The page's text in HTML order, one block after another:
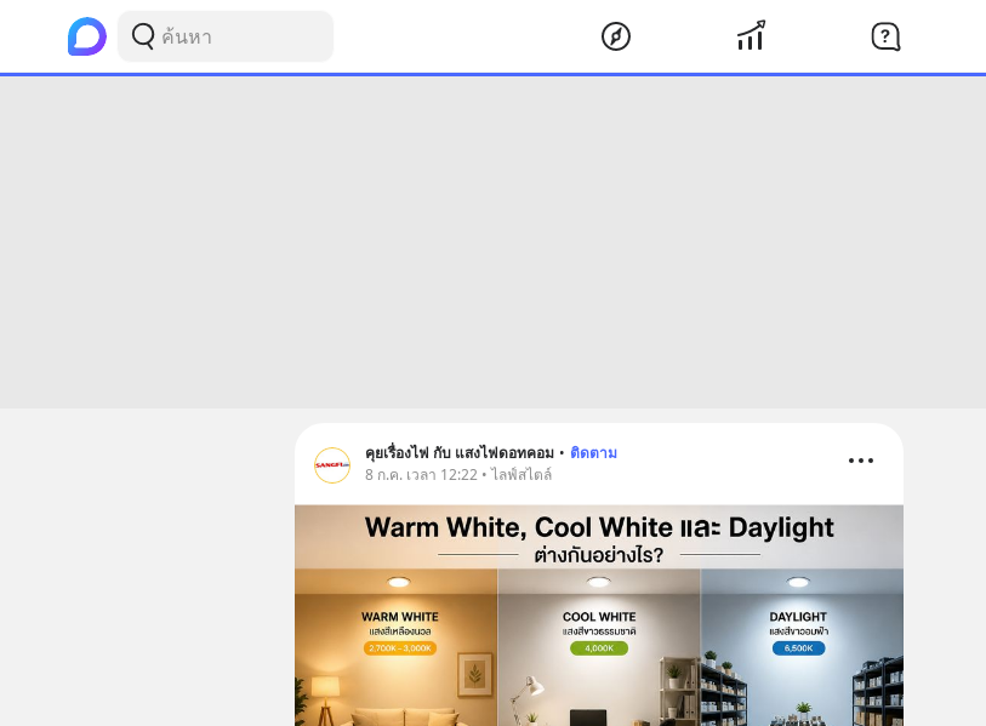
คุยเรื่องไฟ กับ แสงไฟดอทคอม • ติดตาม
8 ก.ค. เวลา 12:22 • ไลฟ์สไตล์